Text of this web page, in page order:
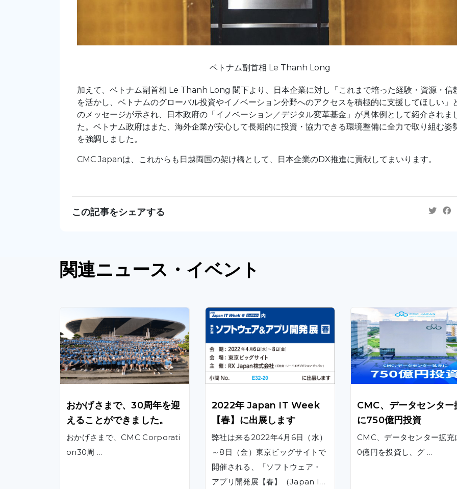
ベトナム副首相 Le Thanh Long
加えて、ベトナム副首相 Le Thanh Long 閣下より、日本企業に対し「これまで培った経験・資源・信
を活かし、ベトナムのグローバル投資やイノベーション分野へのアクセスを積極的に支援してほしい」
のメッセージが示され、日本政府の「イノベーション／デジタル変革基金」が具体例として紹介されま
た。ベトナム政府はまた、海外企業が安心して長期的に投資・協力できる環境整備に全力で取り組む姿
を強調しました。
CMC Japanは、これからも日越両国の架け橋として、日本企業のDX推進に貢献してまいります。
この記事をシェアする
関連ニュース ・イベント
おかげさまで、30周年を迎
えることができました。
おかげさまで、CMC Corporati
on30周 …
2022年 Japan IT Week
【春】に出展します
弊社は来る2022年4月6日（水）
～8日（金）東京ビッグサイトで
開催される、「ソフトウェア・
アプリ開発展【春】（Japan IT
CMC、データセンター
に750億円投資
CMC、データセンター拡充
0億円を投資し、グ …